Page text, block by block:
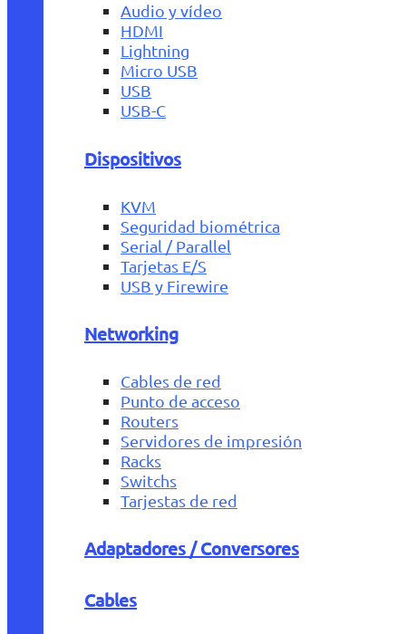
Audio y vídeo
HDMI
Lightning
Micro USB
USB
USB-C
Dispositivos
KVM
Seguridad biométrica
Serial / Parallel
Tarjetas E/S
USB y Firewire
Networking
Cables de red
Punto de acceso
Routers
Servidores de impresión
Racks
Switchs
Tarjestas de red
Adaptadores / Conversores
Cables